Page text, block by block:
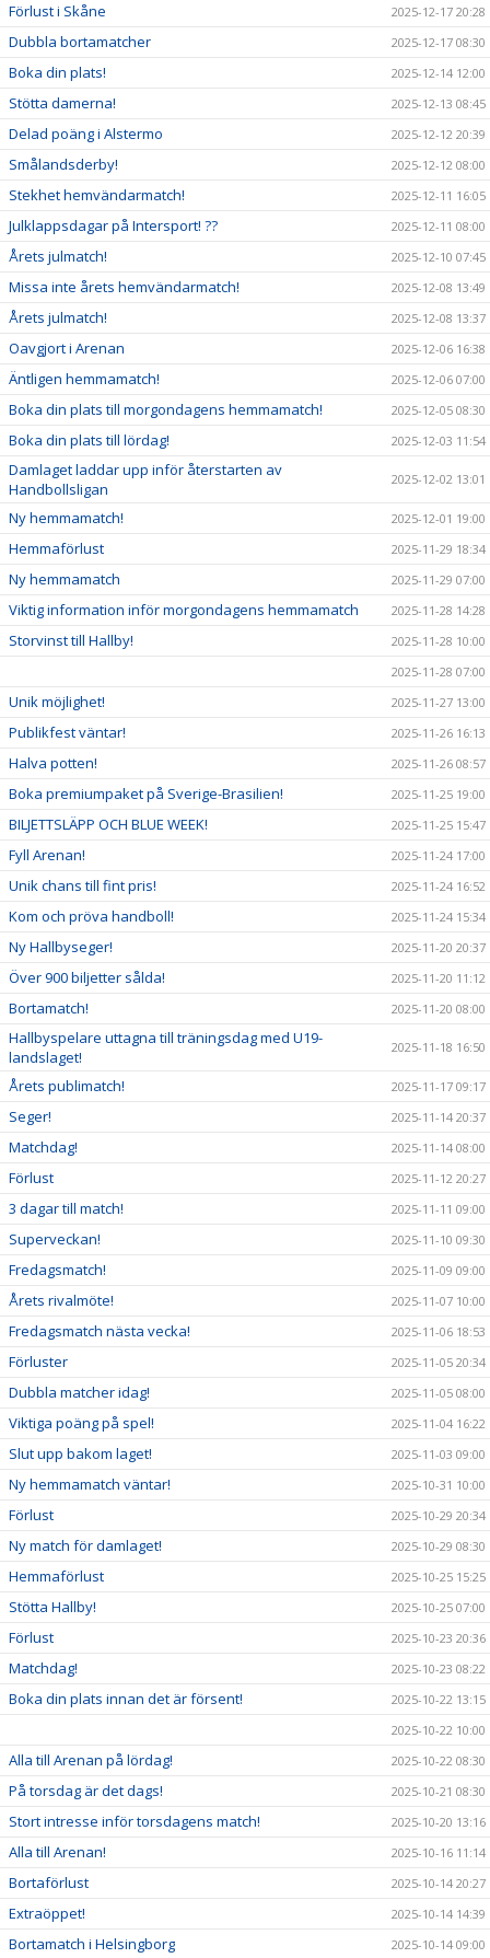
Förlust i Skåne 2025-12-17 20:28
Dubbla bortamatcher 2025-12-17 08:30
Boka din plats! 2025-12-14 12:00
Stötta damerna! 2025-12-13 08:45
Delad poäng i Alstermo 2025-12-12 20:39
Smålandsderby! 2025-12-12 08:00
Stekhet hemvändarmatch! 2025-12-11 16:05
Julklappsdagar på Intersport! ?? 2025-12-11 08:00
Årets julmatch! 2025-12-10 07:45
Missa inte årets hemvändarmatch! 2025-12-08 13:49
Årets julmatch! 2025-12-08 13:37
Oavgjort i Arenan 2025-12-06 16:38
Äntligen hemmamatch! 2025-12-06 07:00
Boka din plats till morgondagens hemmamatch! 2025-12-05 08:30
Boka din plats till lördag! 2025-12-03 11:54
Damlaget laddar upp inför återstarten av
Handbollsligan
2025-12-02 13:01
Ny hemmamatch! 2025-12-01 19:00
Hemmaförlust 2025-11-29 18:34
Ny hemmamatch 2025-11-29 07:00
Viktig information inför morgondagens hemmamatch 2025-11-28 14:28
Storvinst till Hallby!
2025-11-28 10:00
2025-11-28 07:00
Unik möjlighet! 2025-11-27 13:00
Publikfest väntar! 2025-11-26 16:13
Halva potten! 2025-11-26 08:57
Boka premiumpaket på Sverige-Brasilien! 2025-11-25 19:00
BILJETTSLÄPP OCH BLUE WEEK! 2025-11-25 15:47
Fyll Arenan! 2025-11-24 17:00
Unik chans till fint pris! 2025-11-24 16:52
Kom och pröva handboll! 2025-11-24 15:34
Ny Hallbyseger! 2025-11-20 20:37
Över 900 biljetter sålda! 2025-11-20 11:12
Bortamatch! 2025-11-20 08:00
Hallbyspelare uttagna till träningsdag med U19-
landslaget!
2025-11-18 16:50
Årets publimatch! 2025-11-17 09:17
Seger! 2025-11-14 20:37
Matchdag! 2025-11-14 08:00
Förlust 2025-11-12 20:27
3 dagar till match! 2025-11-11 09:00
Superveckan! 2025-11-10 09:30
Fredagsmatch! 2025-11-09 09:00
Årets rivalmöte! 2025-11-07 10:00
Fredagsmatch nästa vecka! 2025-11-06 18:53
Förluster 2025-11-05 20:34
Dubbla matcher idag! 2025-11-05 08:00
Viktiga poäng på spel! 2025-11-04 16:22
Slut upp bakom laget! 2025-11-03 09:00
Ny hemmamatch väntar! 2025-10-31 10:00
Förlust 2025-10-29 20:34
Ny match för damlaget! 2025-10-29 08:30
Hemmaförlust 2025-10-25 15:25
Stötta Hallby! 2025-10-25 07:00
Förlust 2025-10-23 20:36
Matchdag! 2025-10-23 08:22
Boka din plats innan det är försent!
2025-10-22 13:15
2025-10-22 10:00
Alla till Arenan på lördag! 2025-10-22 08:30
På torsdag är det dags! 2025-10-21 08:30
Stort intresse inför torsdagens match! 2025-10-20 13:16
Alla till Arenan! 2025-10-16 11:14
Bortaförlust 2025-10-14 20:27
Extraöppet! 2025-10-14 14:39
Bortamatch i Helsingborg 2025-10-14 09:00